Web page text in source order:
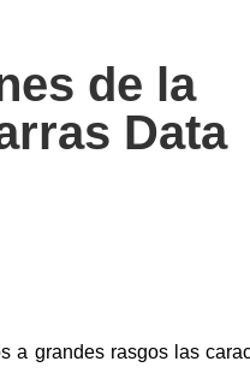
de la
Data
a grandes rasgos las